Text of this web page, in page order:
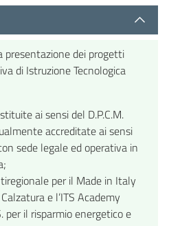
presentazione dei progetti
di Istruzione Tecnologica
ai sensi del D.P.C.M.
accreditate ai sensi
sede legale ed operativa in
per il Made in Italy
e l’ITS Academy
per il risparmio energetico e